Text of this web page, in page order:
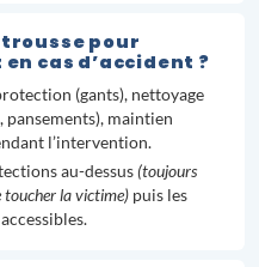
pour
cas d’accident ?
(gants), nettoyage
pansements), maintien
l’intervention.
au-dessus(toujours
toucher la victime) puis les